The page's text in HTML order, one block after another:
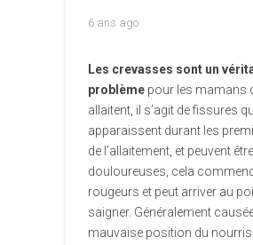
6 ans ago
Les crevasses sont un
problème pour les mamans
allaitent, il s’agit de fissures
apparaissent durant les
de l’allaitement, et peuvent
douloureuses, cela
rougeurs et peut arriver au
saigner. Généralement
mauvaise position du